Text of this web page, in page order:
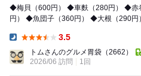
◆梅貝（600円） ◆車麩（280円） ◆赤巻（220円） ◆金澤生麩（290
円） ◆魚団子（360円） ◆大根（290円） ◆焼豆腐（260円） ◆昆布
3.5
トムさんのグルメ胃袋 （2662）
2026/06 訪問
1回